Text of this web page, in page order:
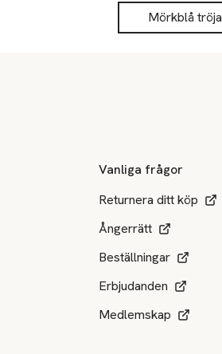
Mörkblå tröja
Vanliga frågor
Returnera ditt köp
Ångerrätt
Beställningar
Erbjudanden
Medlemskap